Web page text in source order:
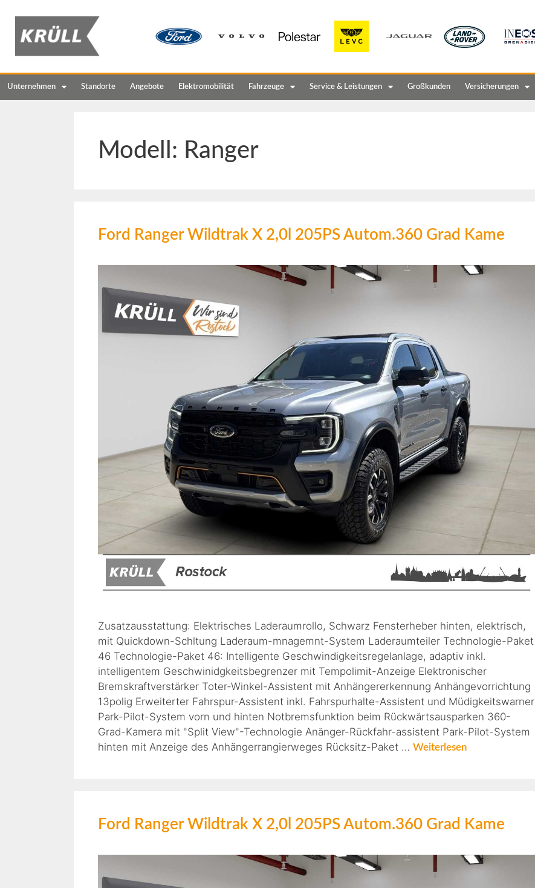
Unternehmen Standorte Angebote Elektromobilität Fahrzeuge Service & Leistungen Großkunden Versicherungen
Modell: Ranger
Ford Ranger Wildtrak X 2,0l 205PS Autom.360 Grad Kame
Zusatzausstattung: Elektrisches Laderaumrollo, Schwarz Fensterheber hinten, elektrisch,
mit Quickdown-Schltung Laderaum-mnagemnt-System Laderaumteiler Technologie-Paket
46 Technologie-Paket 46: Intelligente Geschwindigkeitsregelanlage, adaptiv inkl.
intelligentem Geschwinidgkeitsbegrenzer mit Tempolimit-Anzeige Elektronischer
Bremskraftverstärker Toter-Winkel-Assistent mit Anhängererkennung Anhängevorrichtung
13polig Erweiterter Fahrspur-Assistent inkl. Fahrspurhalte-Assistent und Müdigkeitswarner
Park-Pilot-System vorn und hinten Notbremsfunktion beim Rückwärtsausparken 360-
Grad-Kamera mit "Split View"-Technologie Anänger-Rückfahr-assistent Park-Pilot-System
hinten mit Anzeige des Anhängerrangierweges Rücksitz-Paket … Weiterlesen
Ford Ranger Wildtrak X 2,0l 205PS Autom.360 Grad Kame